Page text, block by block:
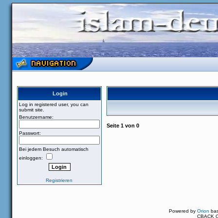
Login
Log in registered user, you can
submit site.
Benutzername:
Passwort:
Bei jedem Besuch automatisch
einloggen:
Registrieren
Seite 1 von 0
Powered byOrion
CBACK